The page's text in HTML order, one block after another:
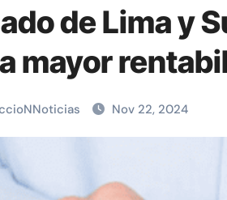
de Lima y
mayor
Nov 22, 2024